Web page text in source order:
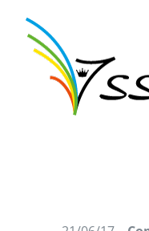
contenu